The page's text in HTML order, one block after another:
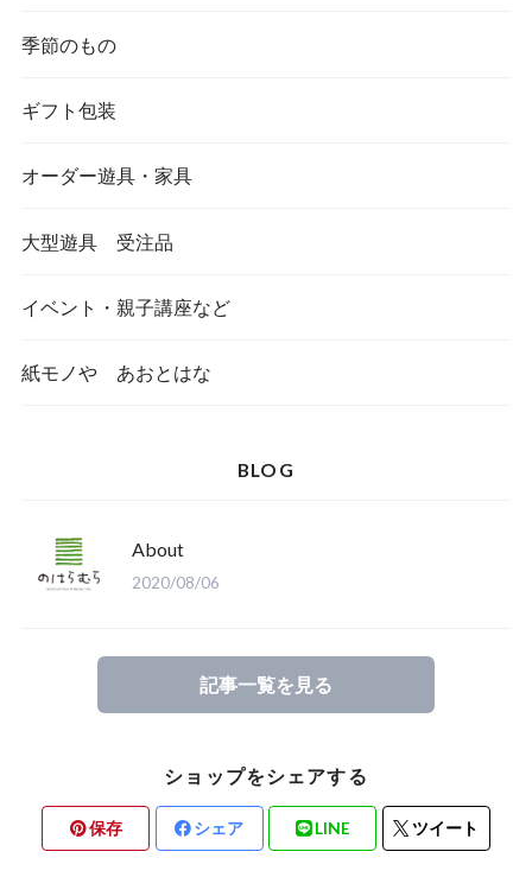
季節のもの
ギフト包装
オーダー遊具・家具
大型遊具 受注品
イベント・親子講座など
紙モノや あおとはな
BLOG
About
2020/08/06
記事一覧を見る
ショップをシェアする
保存 シェア LINE ツイート